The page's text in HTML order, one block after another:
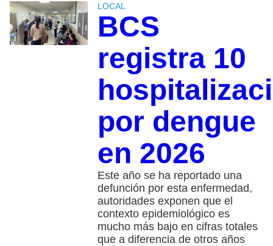
LOCAL
BCS
registra 10
por dengue
en 2026
Este año se ha reportado una
defunción por esta enfermedad,
autoridades exponen que el
contexto epidemiológico es
mucho más bajo en cifras totales
que a diferencia de otros años